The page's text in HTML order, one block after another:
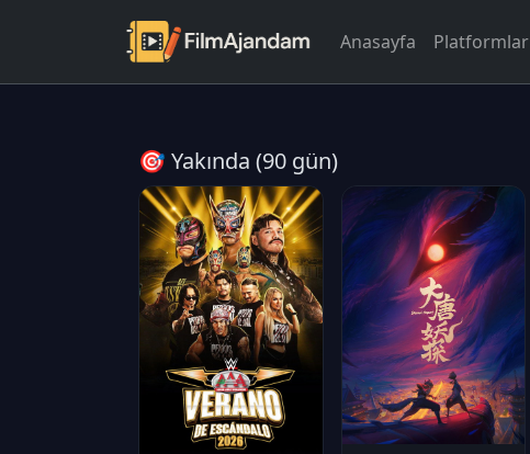
Anasayfa Platformlar
🎯 Yakında (90 gün)